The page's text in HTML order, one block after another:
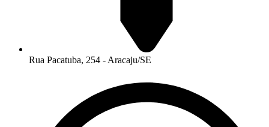
Rua Pacatuba, 254 - Aracaju/SE